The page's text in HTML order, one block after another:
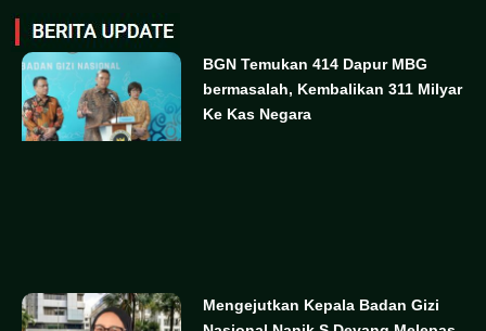
BGN Temukan 414 Dapur MBG
bermasalah, Kembalikan 311 Milyar
Ke Kas Negara
Mengejutkan Kepala Badan Gizi